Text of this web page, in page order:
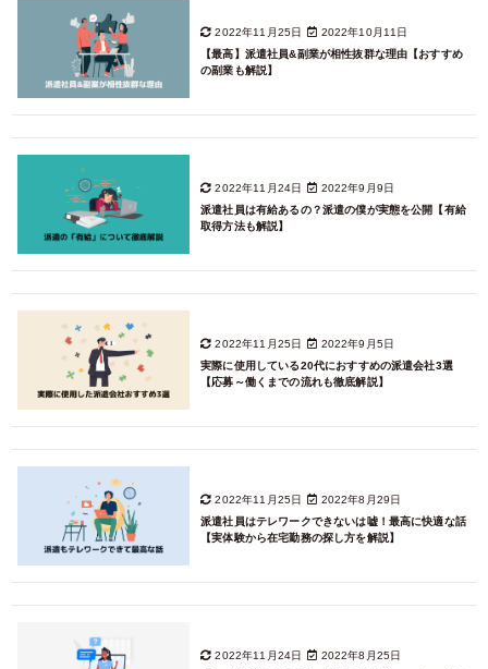
2022年11月25日
2022年10月11日
【最高】派遣社員&副業が相性抜群な理由【おすすめ
の副業も解説】
2022年11月24日
2022年9月9日
派遣社員は有給あるの？派遣の僕が実態を公開【有給
取得方法も解説】
2022年11月25日
2022年9月5日
実際に使用している20代におすすめの派遣会社3選
【応募～働くまでの流れも徹底解説】
2022年11月25日
2022年8月29日
派遣社員はテレワークできないは嘘！最高に快適な話
【実体験から在宅勤務の探し方を解説】
2022年11月24日
2022年8月25日